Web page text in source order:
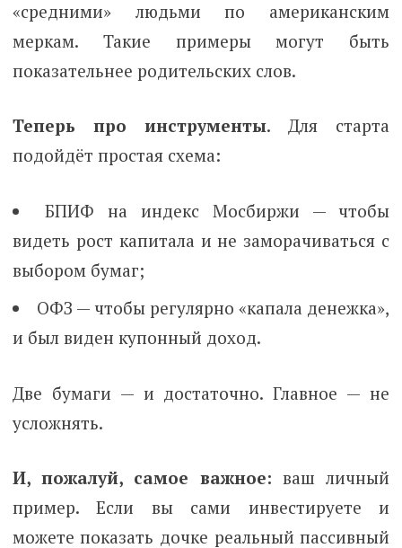
«средними» людьми по американским
меркам. Такие примеры могут быть
показательнее родительских слов.
Теперь про инструменты. Для старта
подойдёт простая схема:
БПИФ на индекс Мосбиржи — чтобы
видеть рост капитала и не заморачиваться с
выбором бумаг;
ОФЗ — чтобы регулярно «капала денежка»,
и был виден купонный доход.
Две бумаги — и достаточно. Главное — не
усложнять.
И, пожалуй, самое важное: ваш личный
пример. Если вы сами инвестируете и
можете показать дочке реальный пассивный